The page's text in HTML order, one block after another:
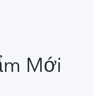
Mới